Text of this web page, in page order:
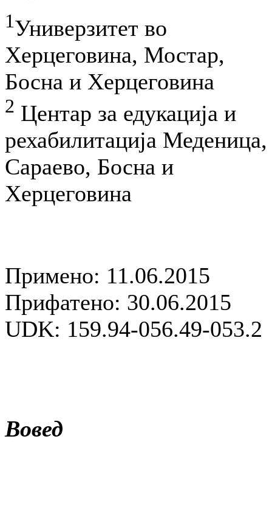
1Универзитет во
Херцеговина, Мостар,
Босна и Херцеговина
2 Центар за едукација и
рехабилитација Меденица,
Сараево, Босна и
Херцеговина
Примено: 11.06.2015
Прифатено: 30.06.2015
UDK: 159.94-056.49-053.2
Вовед